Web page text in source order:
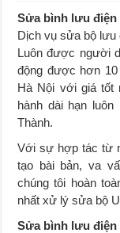
Sửa bình lưu điện
Dịch vụ sửa bộ lưu
Luôn được người
động được hơn
Hà Nội với giá tốt
hành dài hạn
Thành.
Với sự hợp tác từ
tạo bài bản, va
chúng tôi hoàn
nhất xử lý sửa bộ
Sửa bình lưu điện